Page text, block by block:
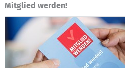
Mitglied werden!